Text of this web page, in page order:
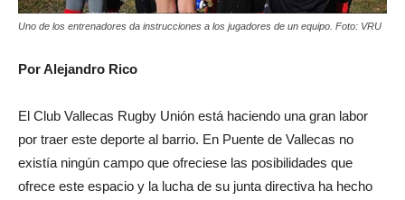
Uno de los entrenadores da instrucciones a los jugadores de un equipo. Foto: VRU
Por Alejandro Rico
El Club Vallecas Rugby Unión está haciendo una gran labor
por traer este deporte al barrio. En Puente de Vallecas no
existía ningún campo que ofreciese las posibilidades que
ofrece este espacio y la lucha de su junta directiva ha hecho